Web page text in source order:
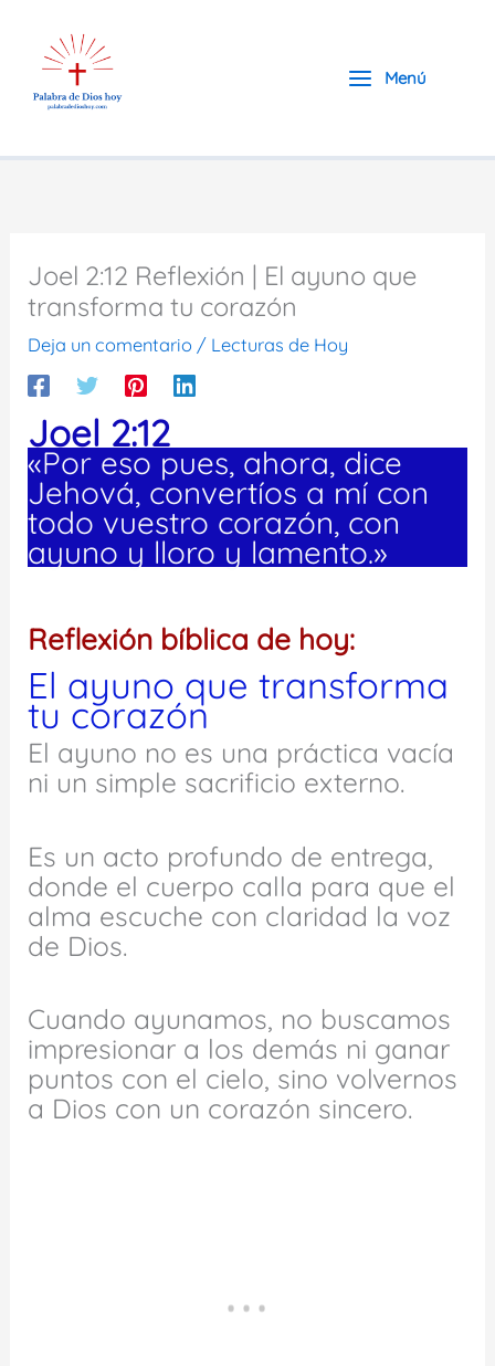
contenido
Menú
Joel 2:12 Reflexión | El ayuno que
transforma tu corazón
Deja un comentario / Lecturas de Hoy
Joel 2:12
«Por eso pues, ahora, dice
Jehová, convertíos a mí con
todo vuestro corazón, con
ayuno y lloro y lamento.»
Reflexión bíblica de hoy:
El ayuno que transforma
tu corazón
El ayuno no es una práctica vacía
ni un simple sacrificio externo.
Es un acto profundo de entrega,
donde el cuerpo calla para que el
alma escuche con claridad la voz
de Dios.
Cuando ayunamos, no buscamos
impresionar a los demás ni ganar
puntos con el cielo, sino volvernos
a Dios con un corazón sincero.